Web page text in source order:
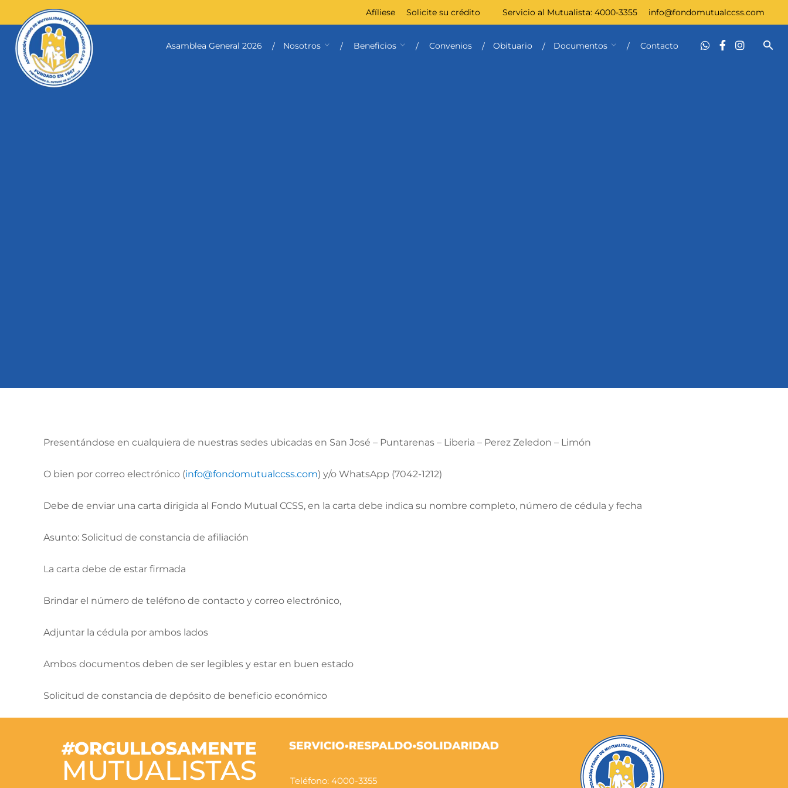
to
content
Afíliese Solicite su crédito Servicio al Mutualista: 4000-3355 info@fondomutualccss.com
Asamblea General 2026 Nosotros Beneficios Convenios Obituario Documentos Contacto
Presentándose en cualquiera de nuestras sedes ubicadas en San José – Puntarenas – Liberia – Perez Zeledon – Limón
O bien por correo electrónico (info@fondomutualccss.com) y/o WhatsApp (7042-1212)
Debe de enviar una carta dirigida al Fondo Mutual CCSS, en la carta debe indica su nombre completo, número de cédula y fecha
Asunto: Solicitud de constancia de afiliación
La carta debe de estar firmada
Brindar el número de teléfono de contacto y correo electrónico,
Adjuntar la cédula por ambos lados
Ambos documentos deben de ser legibles y estar en buen estado
Solicitud de constancia de depósito de beneficio económico
Teléfono: 4000-3355